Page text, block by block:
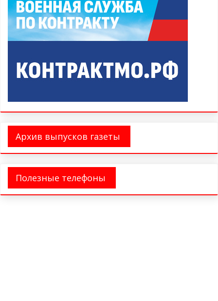
Архив выпусков газеты
Полезные телефоны